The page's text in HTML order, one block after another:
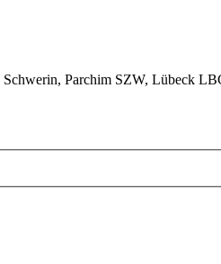
Parchim SZW, Lübeck